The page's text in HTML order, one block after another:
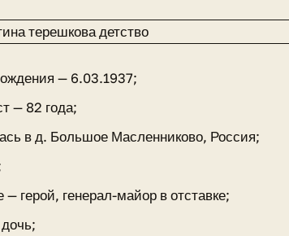
— 6.03.1937;
— 82 года;
в д. Большое Масленниково, Россия;
— герой, генерал-майор в отставке;